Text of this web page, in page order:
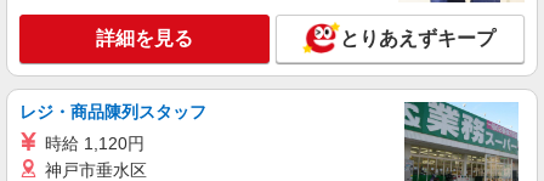
時給1400円〜1450円（経験・能力による） ※
残業代支給 ★交通費別途支給（規定あり） ゜
+゜・。○。・゜+゜・。○。・゜+゜ 入社祝い金10
大分県大分市のsoftbankショップ
詳細を見る とりあえずキープ
レジ・商品陳列スタッフ
時給 1,120円
神戸市垂水区